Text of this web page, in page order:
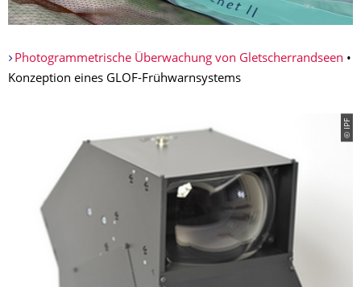
Photogrammetrische Überwachung von Gletscherrandseen •
Konzeption eines GLOF-Frühwarnsystems
© IPF